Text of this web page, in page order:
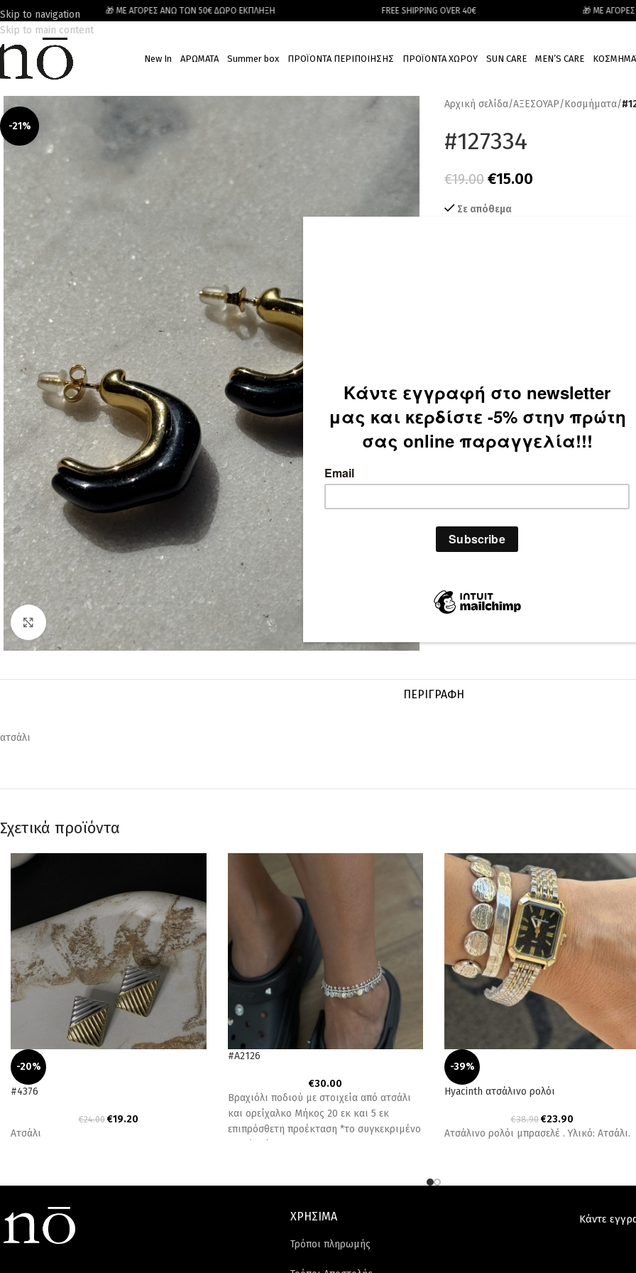
Skip to navigation
Skip to main content
🎁 ΜΕ ΑΓΟΡΕΣ ΑΝΩ ΤΩΝ 50€ ΔΩΡΟ ΕΚΠΛΗΞΗ FREE SHIPPING OVER 40€ 🎁 ΜΕ ΑΓΟΡΕΣ ΑΝΩ
New In ΑΡΩΜΑΤΑ Summer box ΠΡΟΪΟΝΤΑ ΠΕΡΙΠΟΙΗΣΗΣ ΠΡΟΪΟΝΤΑ ΧΩΡΟΥ SUN CARE MEN’S CARE
-21%
Click to enlarge
Αρχική σελίδα/ΑΞΕΣΟΥΑΡ/Κοσμήματα/
#127334
€19.00 €15.00
Σε απόθεμα
ΠΕΡΙΓΡΑΦΉ
ατσάλι
Σχετικά προϊόντα
-20%
#4376
€24.00 €19.20
Ατσάλι
#A2126
€30.00
Βραχιόλι ποδιού με στοιχεία από ατσάλι
και ορείχαλκο Μήκος 20 εκ και 5 εκ
επιπρόσθετη προέκταση *το συγκεκριμένο
-39%
Hyacinth ατσάλινο ρολόι
€38.90 €23.90
Ατσάλινο ρολόι μπρασελέ . Υλικό: Ατσάλι.
ΧΡΗΣΙΜΑ
Τρόποι πληρωμής
Κάντε